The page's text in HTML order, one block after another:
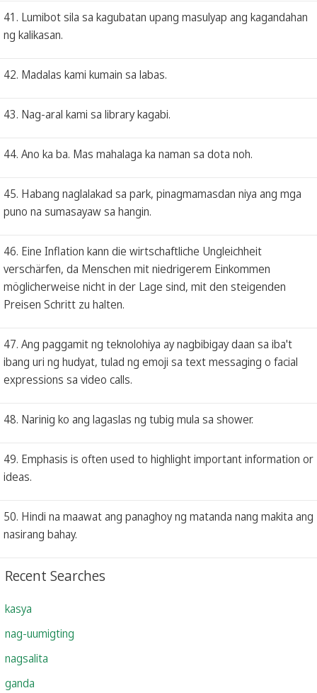
41. Lumibot sila sa kagubatan upang masulyap ang kagandahan
ng kalikasan.
42. Madalas kami kumain sa labas.
43. Nag-aral kami sa library kagabi.
44. Ano ka ba. Mas mahalaga ka naman sa dota noh.
45. Habang naglalakad sa park, pinagmamasdan niya ang mga
puno na sumasayaw sa hangin.
46. Eine Inflation kann die wirtschaftliche Ungleichheit
verschärfen, da Menschen mit niedrigerem Einkommen
möglicherweise nicht in der Lage sind, mit den steigenden
Preisen Schritt zu halten.
47. Ang paggamit ng teknolohiya ay nagbibigay daan sa iba't
ibang uri ng hudyat, tulad ng emoji sa text messaging o facial
expressions sa video calls.
48. Narinig ko ang lagaslas ng tubig mula sa shower.
49. Emphasis is often used to highlight important information or
ideas.
50. Hindi na maawat ang panaghoy ng matanda nang makita ang
nasirang bahay.
Recent Searches
kasya
nag-uumigting
nagsalita
ganda